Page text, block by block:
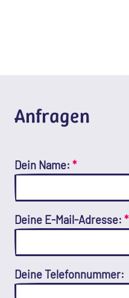
Anfragen
Dein Name: *
Deine E-Mail-Adresse: *
Deine Telefonnummer: